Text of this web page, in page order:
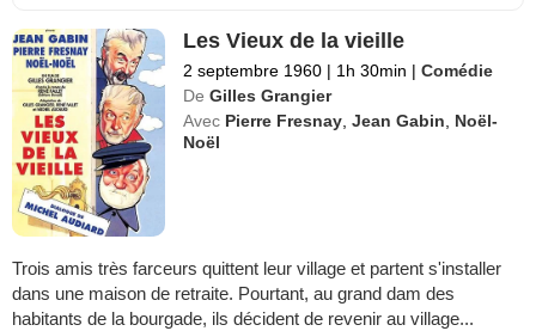
Les Vieux de la vieille
2 septembre 1960 | 1h 30min | Comédie
De Gilles Grangier
Avec Pierre Fresnay ,Jean Gabin
Noël-
Noël
Trois amis très farceurs quittent leur village et partent s'installer
dans une maison de retraite. Pourtant, au grand dam des
habitants de la bourgade, ils décident de revenir au village...